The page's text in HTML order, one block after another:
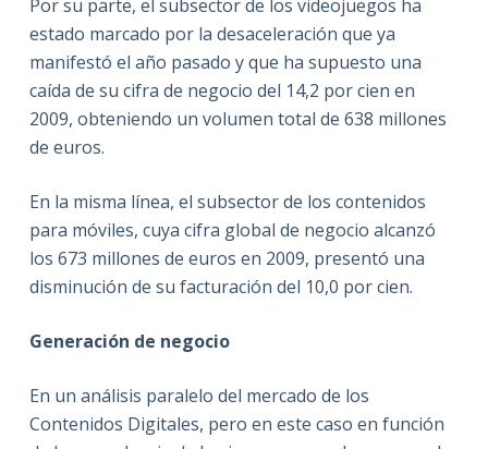
Por su parte, el subsector de los videojuegos ha
estado marcado por la desaceleración que ya
manifestó el año pasado y que ha supuesto una
caída de su cifra de negocio del 14,2 por cien en
2009, obteniendo un volumen total de 638 millones
de euros.
En la misma línea, el subsector de los contenidos
para móviles, cuya cifra global de negocio alcanzó
los 673 millones de euros en 2009, presentó una
disminución de su facturación del 10,0 por cien.
Generación de negocio
En un análisis paralelo del mercado de los
Contenidos Digitales, pero en este caso en función